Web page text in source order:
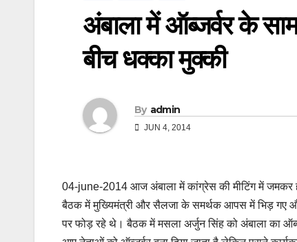
अंबाला में ऑब्जर्वर के
बीच धक्का मुक्की
By admin
JUN 4, 2014
04-june-2014 आज अंबाला में कांग्रेस की मीटिंग में जमकर
बैठक में मुख्यिमंत्री और सैलजा के समर्थक आपस में भिड़ गए
पर फोड़ रहे थे। बैठक में मसला अर्जुन सिंह को अंबाला का